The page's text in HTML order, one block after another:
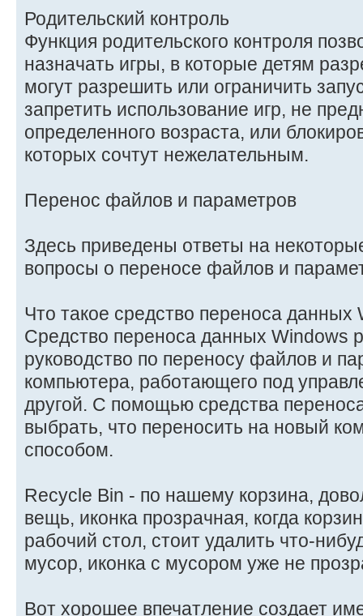
Родительский контроль
Функция родительского контроля
назначать игры, в которые детям
могут разрешить или ограничить
запретить использование игр, не
определенного возраста, или
которых сочтут нежелательным.
Перенос файлов и параметров
Здесь приведены ответы на
вопросы о переносе файлов и
Что такое средство переноса данных
Средство переноса данных Windows
руководство по переносу файлов и
компьютера, работающего под
другой. С помощью средства
выбрать, что переносить на новый
способом.
Recycle Bin - по нашему корзина,
вещь, иконка прозрачная, когда
рабочий стол, стоит удалить что-
мусор, иконка с мусором уже не
Вот хорошее впечатление создает